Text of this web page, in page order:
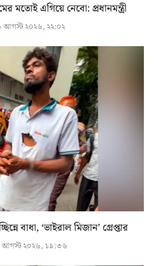
মতোই এগিয়ে নেবো: প্রধানমন্ত্রী
আগস্ট ২০২৬, ২২:০২
বাধা, ‘ভাইরাল মিজান’ গ্রেপ্তার
আগস্ট ২০২৬, ১৯:৩৬